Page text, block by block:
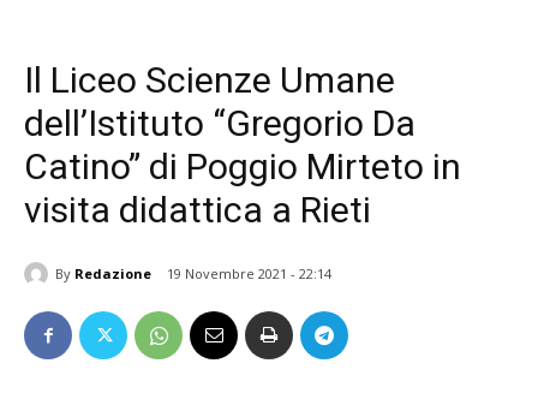
Il Liceo Scienze Umane
dell’Istituto “Gregorio Da
Catino” di Poggio Mirteto in
visita didattica a Rieti
By Redazione 19 Novembre 2021 - 22:14